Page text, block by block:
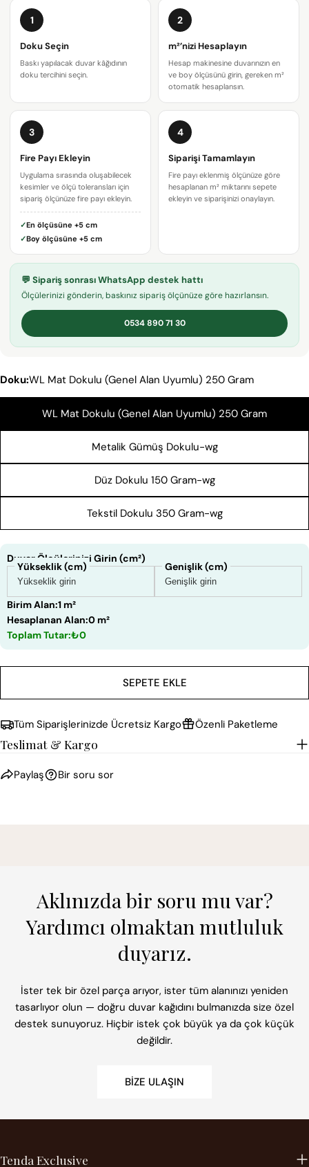
1
Doku Seçin
Baskı yapılacak duvar kâğıdının
doku tercihini seçin.
2
m²’nizi Hesaplayın
Hesap makinesine duvarınızın en
ve boy ölçüsünü girin, gereken m²
otomatik hesaplansın.
3
Fire Payı Ekleyin
Uygulama sırasında oluşabilecek
kesimler ve ölçü toleransları için
sipariş ölçünüze fire payı ekleyin.
✓En ölçüsüne +5 cm
✓Boy ölçüsüne +5 cm
4
Siparişi Tamamlayın
Fire payı eklenmiş ölçünüze göre
hesaplanan m² miktarını sepete
ekleyin ve siparişinizi onaylayın.
💬 Sipariş sonrası WhatsApp destek hattı
Ölçülerinizi gönderin, baskınız sipariş ölçünüze göre hazırlansın.
0534 890 71 30
Doku:WL Mat Dokulu (Genel Alan Uyumlu) 250 Gram
WL Mat Dokulu (Genel Alan Uyumlu) 250 Gram
Metalik Gümüş Dokulu-wg
Düz Dokulu 150 Gram-wg
Tekstil Dokulu 350 Gram-wg
Duvar Ölçülerinizi Girin (cm²)
Yükseklik (cm) Genişlik (cm)
Birim Alan:1 m²
Hesaplanan Alan:0 m²
Toplam Tutar:₺0
SEPETE EKLE
Tüm Siparişlerinizde Ücretsiz Kargo Özenli Paketleme
Teslimat & Kargo
Paylaş
Bu ürünü paylaş
Paylaş
Facebook'ta
Pinterest'teki
Bir soru sor
Bir soru sor
Adınız
E-
posta
adresiniz
Telefonunuz
Mesajın
Aklınızda bir soru mu var?
Yardımcı olmaktan mutluluk
duyarız.
İster tek bir özel parça arıyor, ister tüm alanınızı yeniden
tasarlıyor olun — doğru duvar kağıdını bulmanızda size özel
destek sunuyoruz. Hiçbir istek çok büyük ya da çok küçük
değildir.
BIZE ULAŞIN
Tenda Exclusive